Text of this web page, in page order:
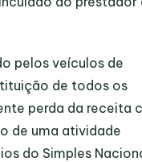
pelos veículos de
de todos os
perda da receita
de uma atividade
do Simples